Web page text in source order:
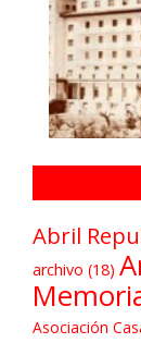
Abril
archivo (18)
Asociación